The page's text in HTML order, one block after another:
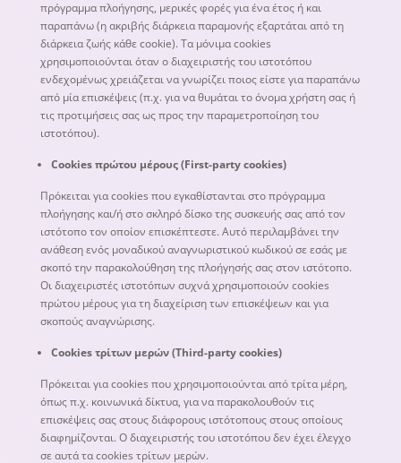
πρόγραμμα πλοήγησης, μερικές φορές για ένα έτος ή και
παραπάνω (η ακριβής διάρκεια παραμονής εξαρτάται από τη
διάρκεια ζωής κάθε cookie). Τα μόνιμα cookies
χρησιμοποιούνται όταν ο διαχειριστής του ιστοτόπου
ενδεχομένως χρειάζεται να γνωρίζει ποιος είστε για παραπάνω
από μία επισκέψεις (π.χ. για να θυμάται το όνομα χρήστη σας ή
τις προτιμήσεις σας ως προς την παραμετροποίηση του
ιστοτόπου).
Cookies πρώτου μέρους(First-party cookies)
Πρόκειται για cookies που εγκαθίστανται στο πρόγραμμα
πλοήγησης και/ή στο σκληρό δίσκο της συσκευής σας από τον
ιστότοπο τον οποίον επισκέπτεστε. Αυτό περιλαμβάνει την
ανάθεση ενός μοναδικού αναγνωριστικού κωδικού σε εσάς με
σκοπό την παρακολούθηση της πλοήγησής σας στον ιστότοπο.
Οι διαχειριστές ιστοτόπων συχνά χρησιμοποιούν cookies
πρώτου μέρους για τη διαχείριση των επισκέψεων και για
σκοπούς αναγνώρισης.
Cookies τρίτωνμερών(Third-party cookies)
Πρόκειται για cookies που χρησιμοποιούνται από τρίτα μέρη,
όπως π.χ. κοινωνικά δίκτυα, για να παρακολουθούν τις
επισκέψεις σας στους διάφορους ιστότοπους στους οποίους
διαφημίζονται. Ο διαχειριστής του ιστοτόπου δεν έχει έλεγχο
σε αυτά τα cookies τρίτων μερών.